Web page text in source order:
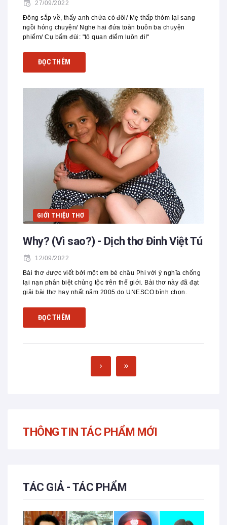
27/09/2022
Đông sắp về, thấy anh chửa có đôi/ Mẹ thấp thỏm lại sang
ngồi hóng chuyện/ Nghe hai đứa toàn buôn ba chuyện
phiếm/ Cụ bấm đùi: "tỏ quan điểm luôn đi!"
ĐỌC THÊM
GIỚI THIỆU THƠ
Why? (Vì sao?) - Dịch thơ Đinh Việt Tú
12/09/2022
Bài thơ được viết bởi một em bé châu Phi với ý nghĩa chống
lại nạn phân biệt chủng tộc trên thế giới. Bài thơ này đã đạt
giải bài thơ hay nhất năm 2005 do UNESCO bình chọn.
ĐỌC THÊM
THÔNG TIN TÁC PHẨM MỚI
TÁC GIẢ - TÁC PHẨM